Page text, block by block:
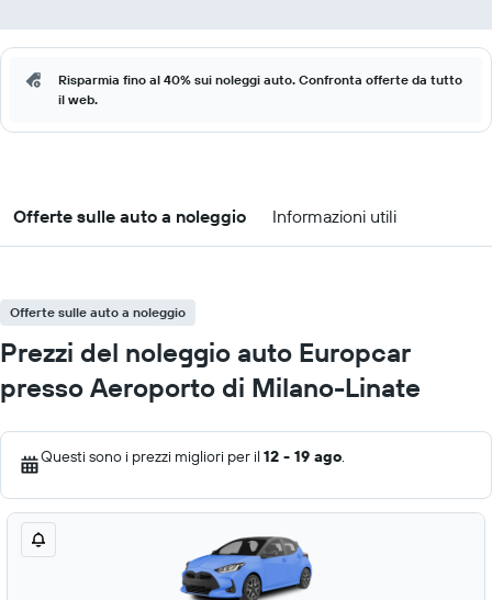
Risparmia fino al 40% sui noleggi auto. Confronta offerte da tutto
il web.
Offerte sulle auto a noleggio Informazioni utili
Offerte sulle auto a noleggio
Prezzi del noleggio auto Europcar
presso Aeroporto di Milano-Linate
Questi sono i prezzi migliori per il 12 - 19 ago.